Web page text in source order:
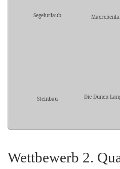
Segelurlaub
Steinbau Die Dünen
Wettbewerb 2.